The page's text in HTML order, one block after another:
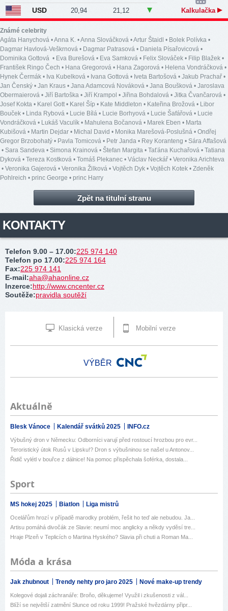
USD 20,94 21,12 Kalkulačka
Známé celebrity
Agáta Hanychová •Anna K. •Anna Slováčková •Artur Štaidl • Bolek Polívka •
Dagmar Havlová-Veškrnová • Dagmar Patrasová • Daniela Písařovicová •
Dominika Gottová • Eva Burešová • Eva Samková • Felix Slováček • Filip Blažek •
František Ringo Čech • Hana Gregorová • Hana Zagorová • Helena Vondráčková •
Hynek Čermák • Iva Kubelková • Ivana Gottová • Iveta Bartošová • Jakub Prachař •
Jan Čenský • Jan Kraus • Jana Adamcová Nováková • Jana Boušková • Jaroslava
Obermaierová • Jiří Bartoška • Jiří Krampol • Jiřina Bohdalová • Jitka Čvančarová •
Josef Kokta • Karel Gott • Karel Šíp • Kate Middleton • Kateřina Brožová • Libor
Bouček • Linda Rybová • Lucie Bílá • Lucie Borhyová • Lucie Šafářová • Lucie
Vondráčková • Lukáš Vaculík • Mahulena Bočanová • Marek Eben • Marta
Kubišová • Martin Dejdar • Michal David • Monika Marešová-Poslušná • Ondřej
Gregor Brzobohatý • Pavla Tomicová • Petr Janda • Rey Koranteng • Sára Affašová
• Sara Sandeva • Simona Krainová • Štefan Margita • Taťána Kuchařová • Tatiana
Dyková • Tereza Kostková • Tomáš Plekanec • Václav Neckář • Veronika Arichteva
• Veronika Gajerová • Veronika Žilková • Vojtěch Dyk • Vojtěch Kotek • Zdeněk
Pohlreich • princ George • princ Harry
Zpět na titulní stranu
KONTAKTY
Telefon 9.00 – 17.00:225 974 140
Telefon po 17.00:225 974 164
Fax:225 974 141
E-mail:aha@ahaonline.cz
Inzerce:http://www.cncenter.cz
Soutěže:pravidla soutěží
Klasická verze Mobilní verze
VÝBĚR
Aktuálně
Blesk Vánoce Kalendář svátků 2025 INFO.cz
Výbušný dron v Německu: Odborníci varují před rostoucí hrozbou pro evr...
Teroristický útok Rusů v Lipsku!? Dron s výbušninou se našel u Antonov...
Řidič vylétl v bouřce z dálnice! Na pomoc přispěchala šoférka, dostala...
Sport
MS hokej 2025 Biatlon Liga mistrů
Ocelářům hrozí v případě marodky problém, řešit ho teď ale nebudou. Ja...
Artisu pomáhá divočák ze Slavie: neumí moc anglicky a někdy vyděsí tre...
Hraje Plzeň v Teplicích o Martina Hyského? Slavia při chuti a Roman Ma...
Móda a krása
Jak zhubnout Trendy nehty pro jaro 2025 Nové make-up trendy
Kolegové dojali záchranáře: Broňo, děkujeme! Využil i zkušenosti z vál...
Blíží se největší zatmění Slunce od roku 1999! Pražské hvězdárny připr...